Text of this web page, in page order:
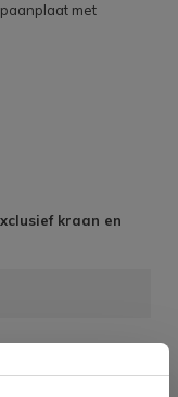
met
kraan en